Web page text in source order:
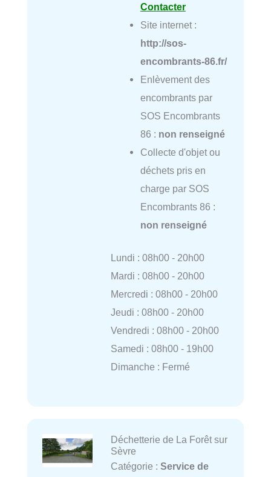
Contacter
Site internet :
http://sos-
encombrants-86.fr/
Enlèvement des
encombrants par
SOS Encombrants
86 : non renseigné
Collecte d'objet ou
déchets pris en
charge par SOS
Encombrants 86 :
non renseigné
Lundi : 08h00 - 20h00
Mardi : 08h00 - 20h00
Mercredi : 08h00 - 20h00
Jeudi : 08h00 - 20h00
Vendredi : 08h00 - 20h00
Samedi : 08h00 - 19h00
Dimanche : Fermé
Déchetterie de La Forêt sur
Sèvre
Catégorie : Service de